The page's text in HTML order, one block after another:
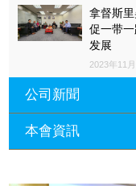
拿督斯
促一带
发展
2023年11
公司新聞
一带一
2023年11
本會資訊
長瑚蒞